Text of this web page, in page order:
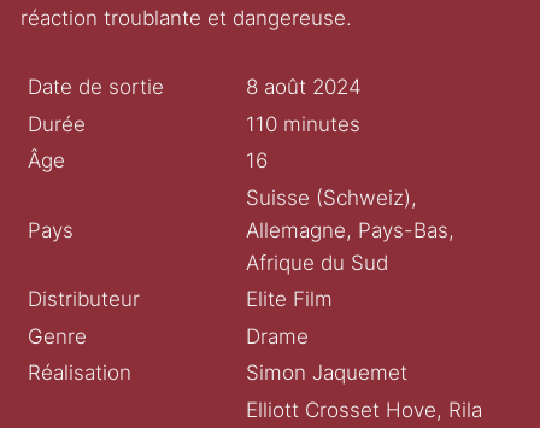
réaction troublante et dangereuse.
Date de sortie
8 août 2024
Durée
110 minutes
Âge
16
Pays
Suisse (Schweiz),
Allemagne, Pays-Bas,
Afrique du Sud
Distributeur
Elite Film
Genre
Drame
Réalisation
Simon Jaquemet
Elliott Crosset Hove, Rila